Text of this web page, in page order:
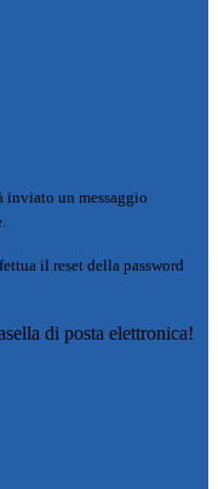
inviato un messaggio
il reset della password
di posta elettronica!